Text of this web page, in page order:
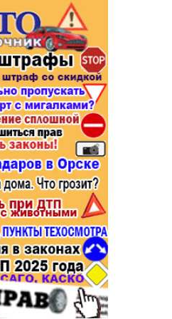
Телекоммуникации и связь
Торговля
Бизнес и финансы
Юристы, Экспертиза, Страхование
Ремонт
Социальные организации
Это интересно
Администрация